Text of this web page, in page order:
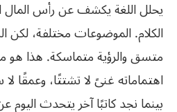
يحلل اللغة يكشف عن رأس المال
الكلام. الموضوعات مختلفة، لكن
متسق والرؤية متماسكة. هذا هو
اهتماماته غنىً لا تشتتًا، وعمقًا
بينما نجد كاتبًا آخر يتحدث اليوم